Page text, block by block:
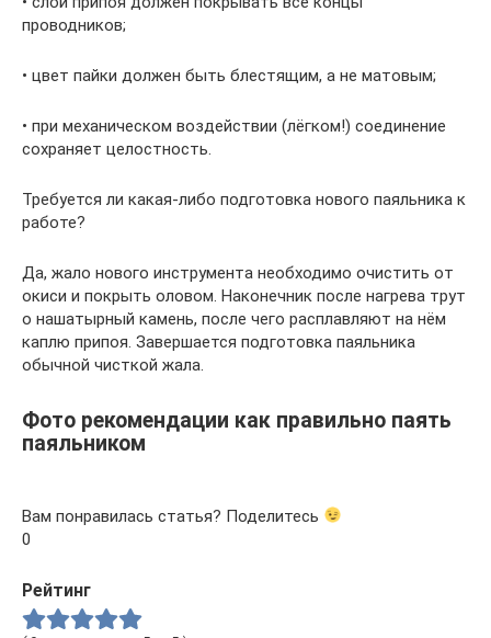
проводников;
• цвет пайки должен быть блестящим, а не матовым;
• при механическом воздействии (лёгком!) соединение
сохраняет целостность.
Требуется ли какая-либо подготовка нового паяльника к
работе?
Да, жало нового инструмента необходимо очистить от
окиси и покрыть оловом. Наконечник после нагрева трут
о нашатырный камень, после чего расплавляют на нём
каплю припоя. Завершается подготовка паяльника
обычной чисткой жала.
Фото рекомендации как правильно паять
паяльником
Вам понравилась статья? Поделитесь
0
Рейтинг